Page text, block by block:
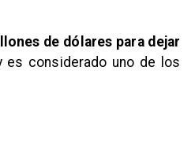
de dólares para dejar
es considerado uno de los